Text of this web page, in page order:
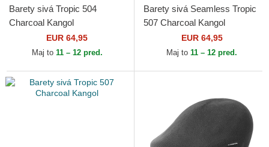
Barety sivá Tropic 504
Charcoal Kangol
EUR 64,95
Maj to 11 – 12 pred.
Barety sivá Seamless Tropic
507 Charcoal Kangol
EUR 64,95
Maj to 11 – 12 pred.